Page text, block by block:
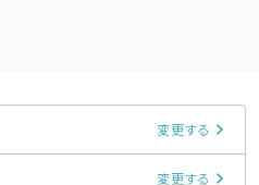
変更する
変更する